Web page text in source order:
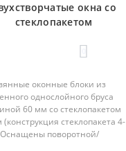
окна со
стеклопакетом
оконные блоки из
однослойного бруса
60 мм со стеклопакетом
стеклопакета 4-
поворотной/